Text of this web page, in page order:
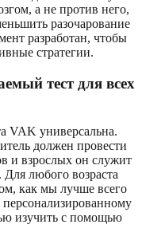
а не против него,
разочарование
разработан, чтобы
стратегии.
тест для всех
VAK универсальна.
должен провести
и взрослых он служит
любого возраста
как мы лучше всего
изучить с помощью